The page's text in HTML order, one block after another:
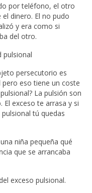
por teléfono, el otro
dinero. El no pudo
y era como si
del otro.
pulsional
persecutorio es
pero eso tiene un coste
La pulsión son
El exceso te arrasa y si
tú quedas
niña pequeña qué
que se arrancaba
exceso pulsional.